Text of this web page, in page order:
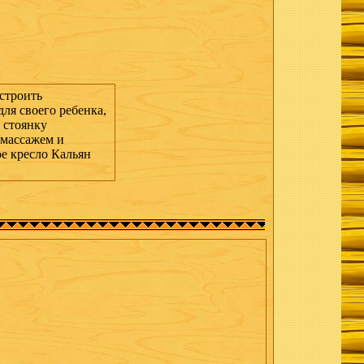
своего ребенка,
и
кресло Кальян